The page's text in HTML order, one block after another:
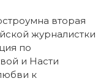
вторая
журналистки
по
и Насти
к